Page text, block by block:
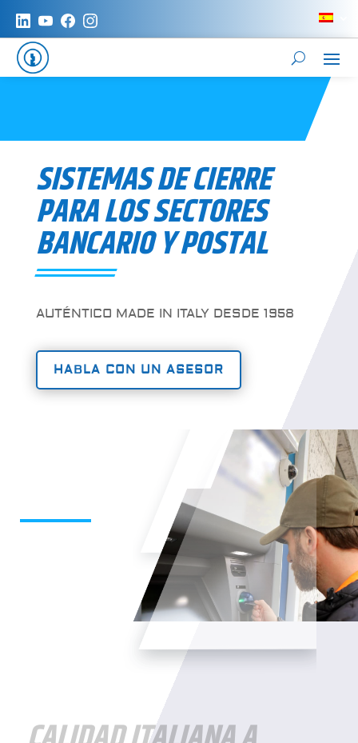
SISTEMAS DE CIERRE
PARA LOS SECTORES
BANCARIO Y POSTAL
AUTÉNTICO MADE IN ITALY DESDE 1958
HABLA CON UN ASESOR